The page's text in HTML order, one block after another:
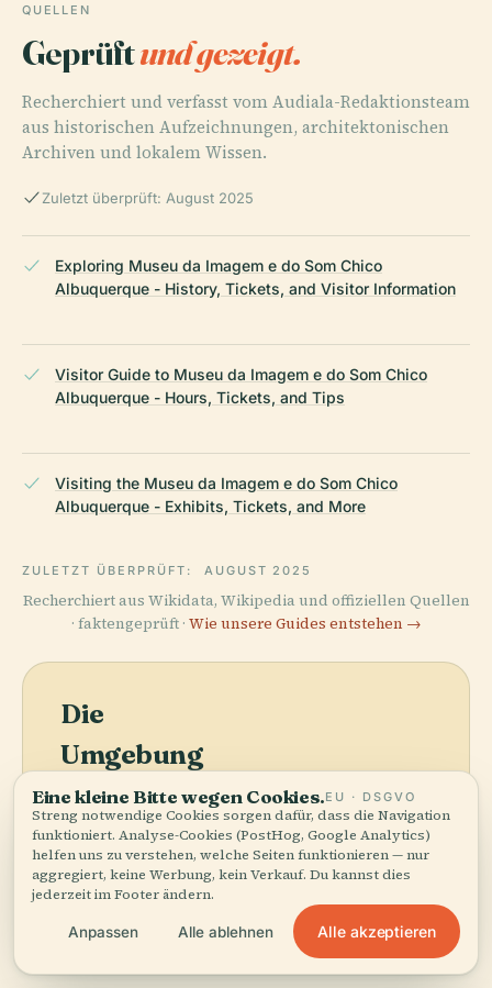
QUELLEN
Geprüftund gezeigt.
Recherchiert und verfasst vom Audiala-Redaktionsteam
aus historischen Aufzeichnungen, architektonischen
Archiven und lokalem Wissen.
Zuletzt überprüft: August 2025
Exploring Museu da Imagem e do Som Chico
Albuquerque - History, Tickets, and Visitor Information
Visitor Guide to Museu da Imagem e do Som Chico
Albuquerque - Hours, Tickets, and Tips
Visiting the Museu da Imagem e do Som Chico
Albuquerque - Exhibits, Tickets, and More
ZULETZT ÜBERPRÜFT: AUGUST 2025
Recherchiert aus Wikidata, Wikipedia und offiziellen Quellen
· faktengeprüft · Wie unsere Guides entstehen →
Die
Umgebung
entdecken
Sehen Sie Museum Für
Bild Und Ton Von Ceará
auf der Karte und
entdecken Sie, was in
der Nähe ist.
Karte anzeigen
Eine kleine Bitte wegen Cookies.EU · DSGVO
Streng notwendige Cookies sorgen dafür, dass die Navigation
funktioniert. Analyse-Cookies (PostHog, Google Analytics)
helfen uns zu verstehen, welche Seiten funktionieren — nur
aggregiert, keine Werbung, kein Verkauf. Du kannst dies
jederzeit im Footer ändern.
Anpassen Alle ablehnen Alle akzeptieren